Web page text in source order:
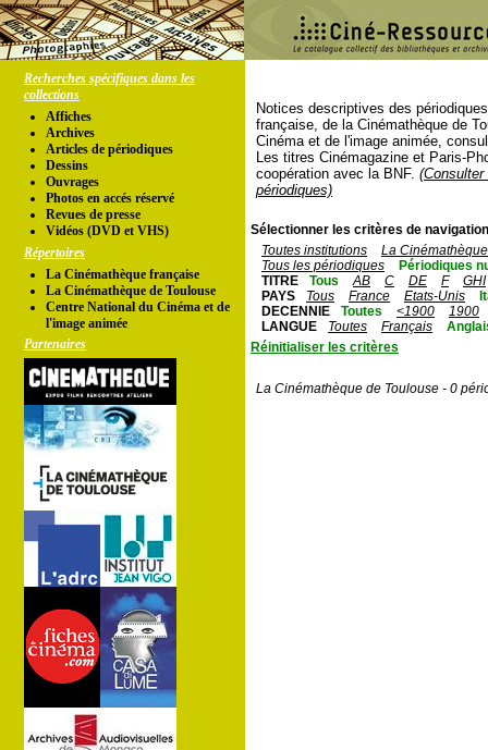
Recherches spécifiques dans les
collections
Affiches
Archives
Articles de périodiques
Dessins
Ouvrages
Photos en accés réservé
Revues de presse
Vidéos (DVD et VHS)
Répertoires
La Cinémathèque française
La Cinémathèque de Toulouse
Centre National du Cinéma et de
l'image animée
Partenaires
Notices descriptives des
française, de la Cinémathèque de
Cinéma et de l'image animée,
Les titres Cinémagazine et Paris-
coopération avec la BNF.
périodiques)
Sélectionner les critères de
Toutes institutions
La
Tous les périodiques
Périodiques
TITRE
Tous AB C DE F
GHI
PAYS
Tous France Etats-Unis
DECENNIE
Toutes <1900
1900
LANGUE
Toutes Français
Réinitialiser les critères
La Cinémathèque de Toulouse - 0